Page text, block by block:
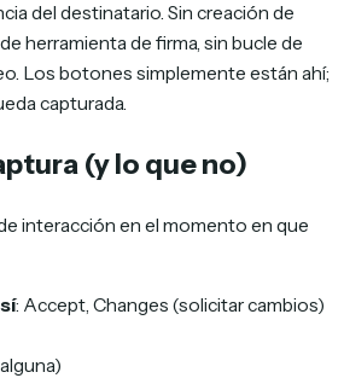
del destinatario. Sin creación de
herramienta de firma, sin bucle de
Los botones simplemente están ahí;
capturada.
(y lo que no)
interacción en el momento en que
: Accept, Changes (solicitar cambios)